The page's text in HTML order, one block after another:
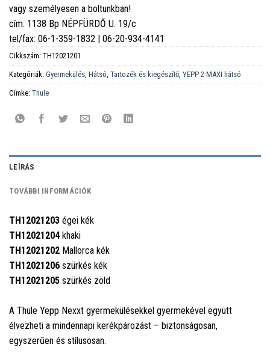
vagy személyesen a boltunkban!
cím: 1138 Bp NÉPFÜRDŐ U. 19/c
tel/fax: 06-1-359-1832 | 06-20-934-4141
Cikkszám: TH12021201
Kategóriák: Gyermekülés Hátsó Tartozék és kiegészítő YEPP 2 MAXI hátsó
Címke: Thule
LEÍRÁS
TOVÁBBI INFORMÁCIÓK
TH12021203 égei kék
TH12021204khaki
TH12021202 Mallorca kék
TH12021206 szürkés kék
TH12021205 szürkés zöld
A Thule Yepp Nexxt gyermekülésekkel gyermekével együtt
élvezheti a mindennapi kerékpározást – biztonságosan,
egyszerűen és stílusosan.